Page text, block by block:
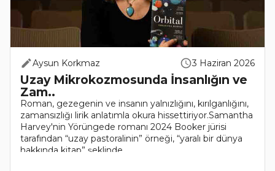
Aysun Korkmaz 3 Haziran 2026
Uzay Mikrokozmosunda İnsanlığın ve
Zam..
Roman, gezegenin ve insanın yalnızlığını, kırılganlığını,
zamansızlığı lirik anlatımla okura hissettiriyor.Samantha
Harvey'nin Yörüngede romanı 2024 Booker jürisi
tarafından “uzay pastoralinin” örneği, “yaralı bir dünya
hakkında kitap” şeklinde ..